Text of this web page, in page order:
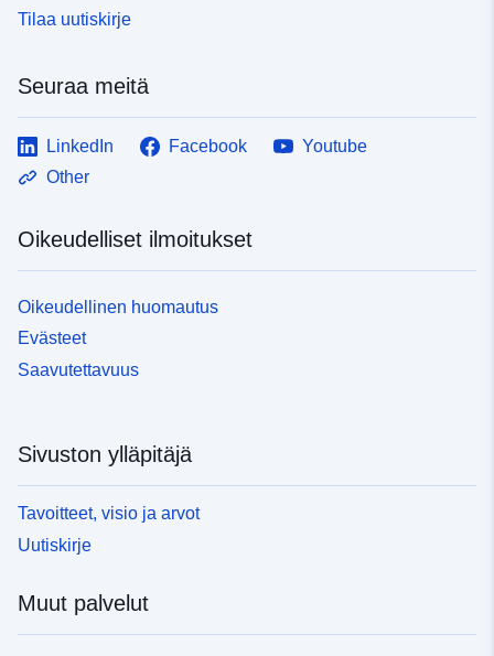
Tilaa uutiskirje
Seuraa meitä
LinkedIn Facebook
Youtube
Other
Oikeudelliset ilmoitukset
Oikeudellinen huomautus
Evästeet
Saavutettavuus
Sivuston ylläpitäjä
Tavoitteet, visio ja arvot
Uutiskirje
Muut palvelut